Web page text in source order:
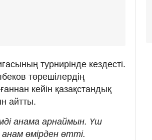
турнирінде кездесті.
төрешілердің
кейін қазақстандық
айтты.
анама арнаймын. Үш
өмірден өтті.